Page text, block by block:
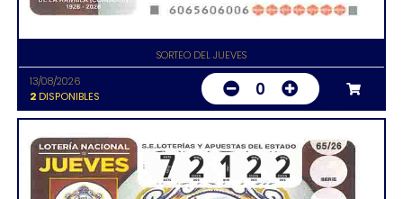
SORTEO DEL JUEVES
13/08/2026
2DISPONIBLES 0